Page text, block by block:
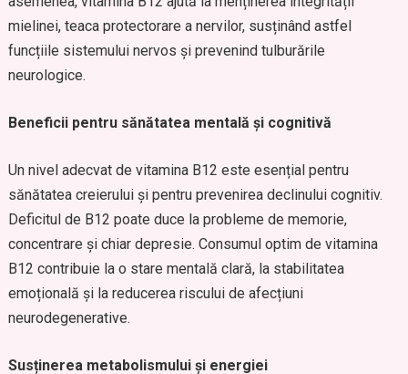
mielinei, teaca protectorare a nervilor, susținând astfel
funcțiile sistemului nervos și prevenind tulburările
neurologice.
Beneficii pentru sănătatea mentală și cognitivă
Un nivel adecvat de vitamina B12 este esențial pentru
sănătatea creierului și pentru prevenirea declinului cognitiv.
Deficitul de B12 poate duce la probleme de memorie,
concentrare și chiar depresie. Consumul optim de vitamina
B12 contribuie la o stare mentală clară, la stabilitatea
emoțională și la reducerea riscului de afecțiuni
neurodegenerative.
Susținerea metabolismului și energiei